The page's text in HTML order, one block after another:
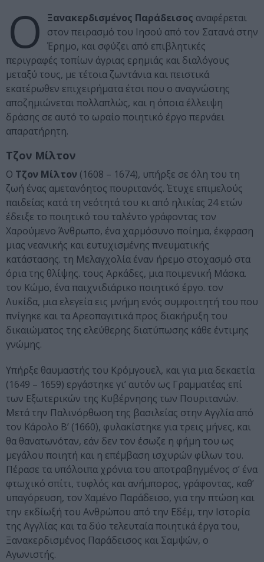
Ο Ξανακερδισμένος Παράδεισος αναφέρεται
στον πειρασμό του Ιησού από τον Σατανά στην
Έρημο, και σφύζει από επιβλητικές
περιγραφές τοπίων άγριας ερημιάς και διαλόγους
μεταξύ τους, με τέτοια ζωντάνια και πειστικά
εκατέρωθεν επιχειρήματα έτσι που ο αναγνώστης
αποζημιώνεται πολλαπλώς, και η όποια έλλειψη
δράσης σε αυτό το ωραίο ποιητικό έργο περνάει
απαρατήρητη.
Τζον Μίλτον
Ο Τζον Μίλτον (1608 – 1674), υπήρξε σε όλη του τη
ζωή ένας αμετανόητος πουριτανός. Έτυχε επιμελούς
παιδείας κατά τη νεότητά του κι από ηλικίας 24 ετών
έδειξε το ποιητικό του ταλέντο γράφοντας τον
Χαρούμενο Άνθρωπο, ένα χαρμόσυνο ποίημα, έκφραση
μιας νεανικής και ευτυχισμένης πνευματικής
κατάστασης. τη Μελαγχολία έναν ήρεμο στοχασμό στα
όρια της θλίψης. τους Αρκάδες, μια ποιμενική Μάσκα.
τον Κώμο, ένα παιχνιδιάρικο ποιητικό έργο. τον
Λυκίδα, μια ελεγεία εις μνήμη ενός συμφοιτητή του που
πνίγηκε και τα Αρεοπαγιτικά προς διακήρυξη του
δικαιώματος της ελεύθερης διατύπωσης κάθε έντιμης
γνώμης.
Υπήρξε θαυμαστής του Κρόμγουελ, και για μια δεκαετία
(1649 – 1659) εργάστηκε γι’ αυτόν ως Γραμματέας επί
των Εξωτερικών της Κυβέρνησης των Πουριτανών.
Μετά την Παλινόρθωση της βασιλείας στην Αγγλία από
τον Κάρολο Β’ (1660), φυλακίστηκε για τρεις μήνες, και
θα θανατωνόταν, εάν δεν τον έσωζε η φήμη του ως
μεγάλου ποιητή και η επέμβαση ισχυρών φίλων του.
Πέρασε τα υπόλοιπα χρόνια του αποτραβηγμένος σ’ ένα
φτωχικό σπίτι, τυφλός και ανήμπορος, γράφοντας, καθ’
υπαγόρευση, τον Χαμένο Παράδεισο, για την πτώση και
την εκδίωξή του Ανθρώπου από την Εδέμ, την Ιστορία
της Αγγλίας και τα δύο τελευταία ποιητικά έργα του,
Ξανακερδισμένος Παράδεισος και Σαμψών, ο
Αγωνιστής.